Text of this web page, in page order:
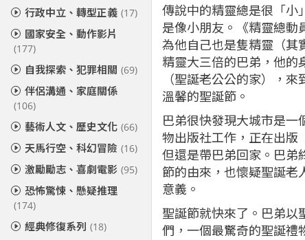
行政中立、轉型正義 (17)
國家安全、動作影片
(177)
自我探索、犯罪相關 (69)
伴侶溝通、家庭關係
(106)
藝術人文、歷史文化 (66)
天馬行空、科幻冒險 (16)
激勵勵志、喜劇電影 (95)
恐怖驚悚、懸疑推理
(174)
經典修復系列 (18)
傳說中的精靈總是很「小
是像小朋友。《精靈總動
為他自己也是隻精靈（其
精靈大三倍的巴弟，他的
（聖誕老公公的家），
溫馨的聖誕節。
巴弟很快發現大城市是一
物出版社工作，正在出版
但還是帶巴弟回家。巴弟
節的由來，也懷疑聖誕老
意義。
聖誕節就快來了。巴弟以
們，一個最驚奇的聖誕禮